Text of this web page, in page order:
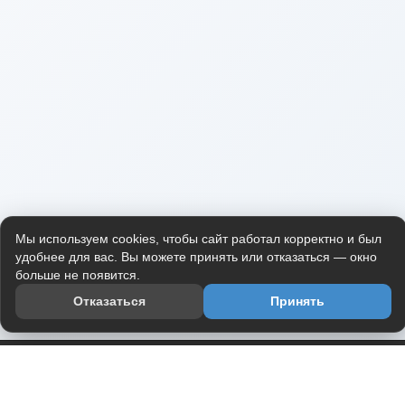
Мы используем cookies, чтобы сайт работал корректно и был
удобнее для вас. Вы можете принять или отказаться — окно
больше не появится.
Отказаться
Принять